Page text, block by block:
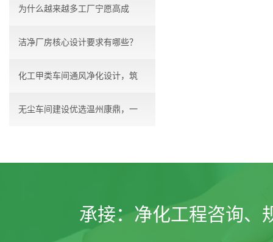
为什么越来越多工厂宁愿高成
本，...
洁净厂房核心设计要求有哪些？
化工甲类车间通风净化设计，筑
牢...
无尘车间建设优选温州康鼎，一
承接： 净化工程咨询、